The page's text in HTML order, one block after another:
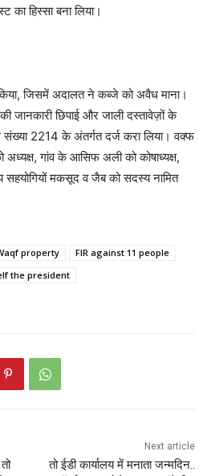
का हिस्सा बना लिया।
जिसमें अदालत ने कब्जे को अवैध माना।
जानकारी छिपाई और जाली दस्तावेज़ों के
2214 के अंतर्गत दर्ज करा लिया। वक्फ
अध्यक्ष, गांव के आसिफ अली को कोषाध्यक्ष,
मकसूद व जैब को सदस्य नामित
property
FIR against 11 people
the president
Next article
तो ईडी कार्यालय में मनाता जन्मदिन..